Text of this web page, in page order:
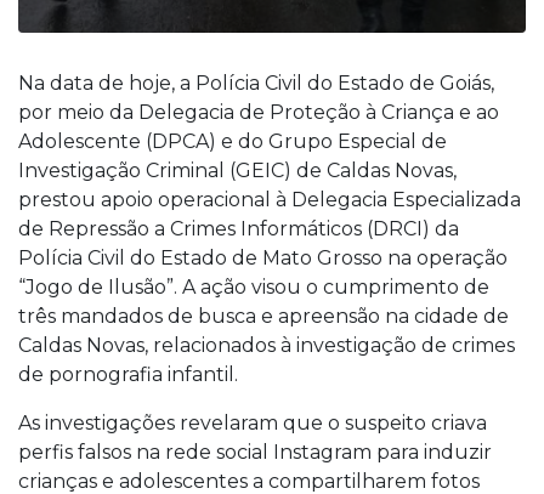
Na data de hoje, a Polícia Civil do Estado de Goiás,
por meio da Delegacia de Proteção à Criança e ao
Adolescente (DPCA) e do Grupo Especial de
Investigação Criminal (GEIC) de Caldas Novas,
prestou apoio operacional à Delegacia Especializada
de Repressão a Crimes Informáticos (DRCI) da
Polícia Civil do Estado de Mato Grosso na operação
“Jogo de Ilusão”. A ação visou o cumprimento de
três mandados de busca e apreensão na cidade de
Caldas Novas, relacionados à investigação de crimes
de pornografia infantil.
As investigações revelaram que o suspeito criava
perfis falsos na rede social Instagram para induzir
crianças e adolescentes a compartilharem fotos